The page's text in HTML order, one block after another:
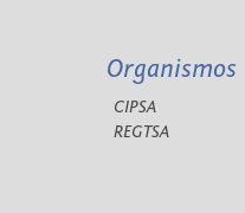
Organismos
CIPSA
REGTSA